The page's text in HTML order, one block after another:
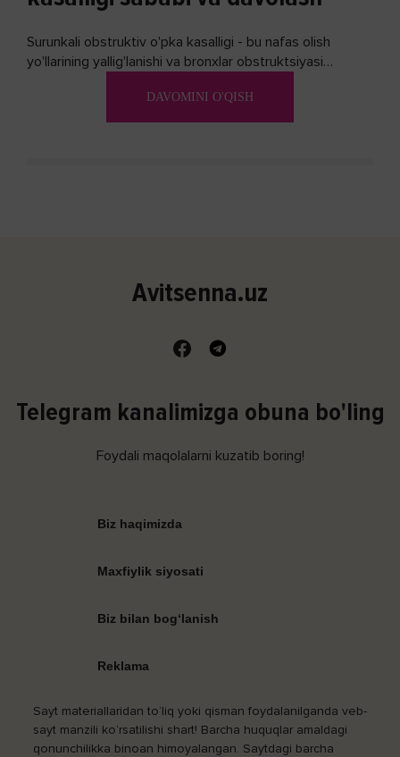
Surunkali obstruktiv o'pka kasalligi - bu nafas olish
yo'llarining yallig'lanishi va bronxlar obstruktsiyasi
DAVOMINI O'QISH
Avitsenna.uz
Telegram kanalimizga obuna bo'ling
Foydali maqolalarni kuzatib boring!
Biz haqimizda
Maxfiylik siyosati
Biz bilan bog‘lanish
Reklama
Sayt materiallaridan to‘liq yoki qisman foydalanilganda veb-
sayt manzili ko‘rsatilishi shart! Barcha huquqlar amaldagi
qonunchilikka binoan himoyalangan. Saytdagi barcha